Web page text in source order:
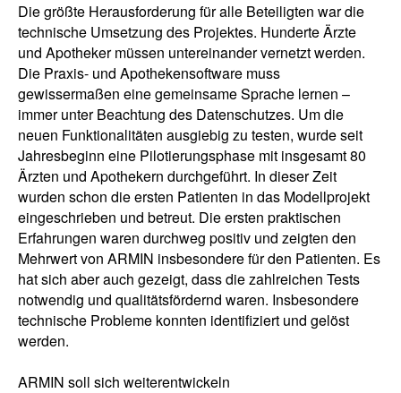
Die größte Herausforderung für alle Beteiligten war die
technische Umsetzung des Projektes. Hunderte Ärzte
und Apotheker müssen untereinander vernetzt werden.
Die Praxis- und Apothekensoftware muss
gewissermaßen eine gemeinsame Sprache lernen –
immer unter Beachtung des Datenschutzes. Um die
neuen Funktionalitäten ausgiebig zu testen, wurde seit
Jahresbeginn eine Pilotierungsphase mit insgesamt 80
Ärzten und Apothekern durchgeführt. In dieser Zeit
wurden schon die ersten Patienten in das Modellprojekt
eingeschrieben und betreut. Die ersten praktischen
Erfahrungen waren durchweg positiv und zeigten den
Mehrwert von ARMIN insbesondere für den Patienten. Es
hat sich aber auch gezeigt, dass die zahlreichen Tests
notwendig und qualitätsfördernd waren. Insbesondere
technische Probleme konnten identifiziert und gelöst
werden.
ARMIN soll sich weiterentwickeln